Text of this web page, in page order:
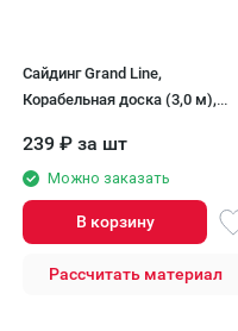
Сайдинг Grand Line,
Корабельная доска (3,0 м),
239 ₽ за шт
Можно заказать
В корзину
Рассчитать материал